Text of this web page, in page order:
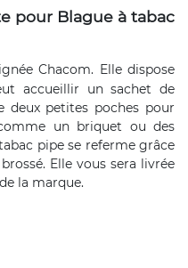
pour Blague à tabac
Chacom. Elle dispose
accueillir un sachet de
petites poches pour
un briquet ou des
pipe se referme grâce
Elle vous sera livrée
la marque.